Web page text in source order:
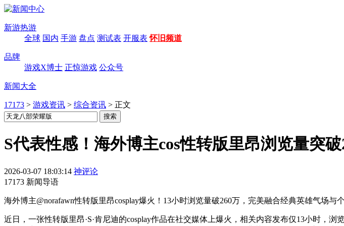
新游热游
全球 国内 手游 盘点 测试表 开服表 怀旧频道
品牌
游戏X博士 正惊游戏 公众号
新闻大全
17173 > 游戏资讯 > 综合资讯 > 正文
S代表性感！海外博主cos性转版里昂浏览量突破
2026-03-07 18:03:14 神评论
17173 新闻导语
海外博主@norafawn性转版里昂cosplay爆火！13小时浏览量破260万，完美融合经典英雄气场与
近日，一张性转版里昂·S·肯尼迪的cosplay作品在社交媒体上爆火，相关内容发布仅13小时，